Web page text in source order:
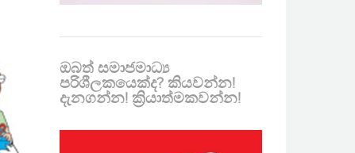
ඔබත් සමාජමාධ්‍ය
පරිශීලකයෙක්ද? කියවන්න!
දැනගන්න! ක්‍රියාත්මකවන්න!